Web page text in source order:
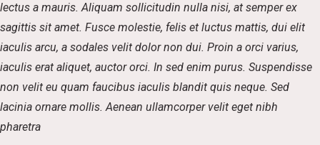
lectus a mauris. Aliquam sollicitudin nulla nisi, at semper ex
sagittis sit amet. Fusce molestie, felis et luctus mattis, dui elit
iaculis arcu, a sodales velit dolor non dui. Proin a orci varius,
iaculis erat aliquet, auctor orci. In sed enim purus. Suspendisse
non velit eu quam faucibus iaculis blandit quis neque. Sed
lacinia ornare mollis. Aenean ullamcorper velit eget nibh
pharetra